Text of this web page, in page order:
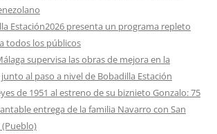
Estación2026 presenta un programa repleto
todos los públicos
supervisa las obras de mejora en la
al paso a nivel de Bobadilla Estación
de 1951 al estreno de su biznieto Gonzalo: 75
entrega de la familia Navarro con San